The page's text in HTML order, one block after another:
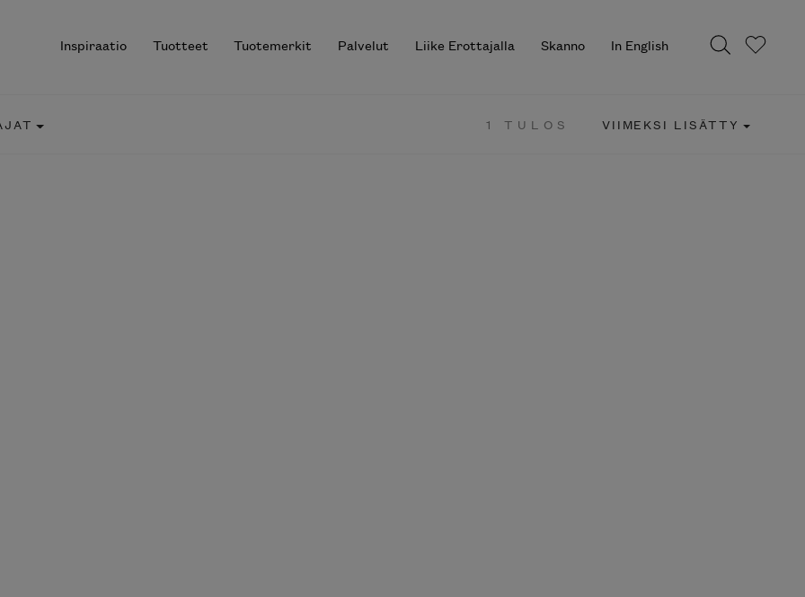
Inspiraatio Tuotteet Tuotemerkit Palvelut Liike Erottajalla Skanno In English
1 TULOS VIIMEKSI LISÄTTY